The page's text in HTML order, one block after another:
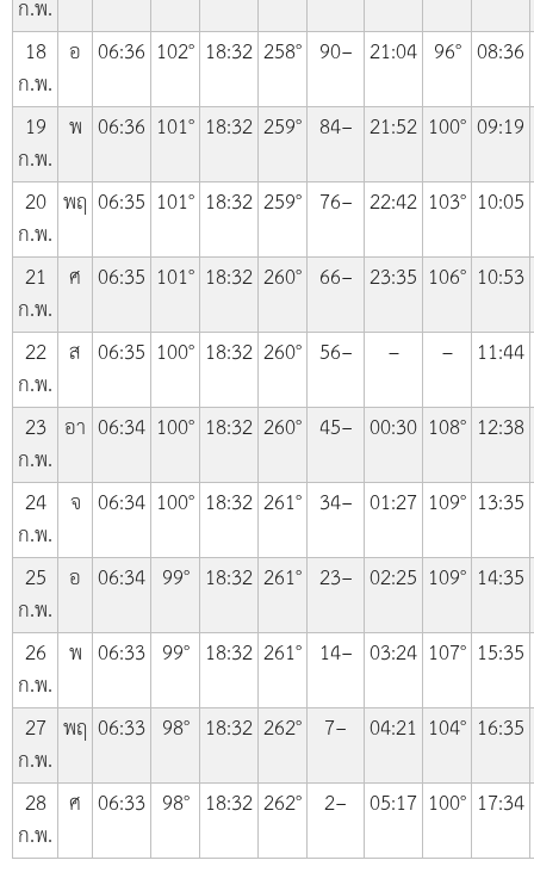
ก.พ.
18
ก.พ.
อ 06:36 102° 18:32 258° 90− 21:04 96° 08:36
19
ก.พ.
พ 06:36 101° 18:32 259° 84− 21:52 100° 09:19
20
ก.พ.
พฤ 06:35 101° 18:32 259° 76− 22:42 103° 10:05
21
ก.พ.
ศ 06:35 101° 18:32 260° 66− 23:35 106° 10:53
22
ก.พ.
ส 06:35 100° 18:32 260° 56− – –
11:44
23
ก.พ.
อา 06:34 100° 18:32 260° 45− 00:30 108° 12:38
24
ก.พ.
จ 06:34 100° 18:32 261° 34− 01:27 109° 13:35
25
ก.พ.
อ 06:34 99° 18:32 261° 23− 02:25 109° 14:35
26
ก.พ.
พ 06:33 99° 18:32 261° 14− 03:24 107° 15:35
27
ก.พ.
พฤ 06:33 98° 18:32 262° 7− 04:21 104° 16:35
28
ก.พ.
ศ 06:33 98° 18:32 262° 2− 05:17 100° 17:34